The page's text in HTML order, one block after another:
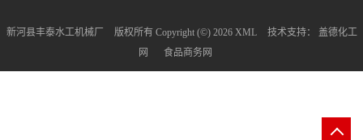
新河县丰泰水工机械厂 版权所有 Copyright (©) 2026 XML 技术支持：
盖德化工
网
食品商务网